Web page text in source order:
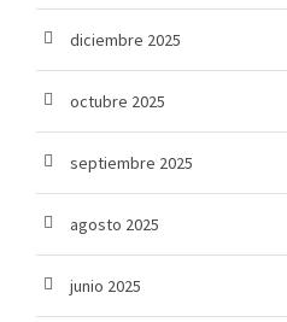
diciembre 2025
octubre 2025
septiembre 2025
agosto 2025
junio 2025